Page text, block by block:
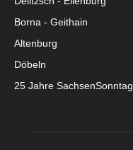
Borna - Geithain
Altenburg
Döbeln
25 Jahre SachsenSonntag